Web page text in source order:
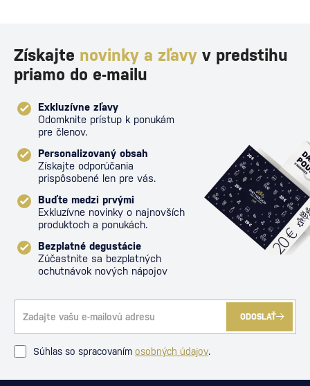
Získajte novinky a zľavy v predstihu
priamo do e-mailu
Exkluzívne zľavy
Odomknite prístup k ponukám
pre členov.
Personalizovaný obsah
Získajte odporúčania
prispôsobené len pre vás.
Buďte medzi prvými
Exkluzívne novinky o najnovších
produktoch a ponukách.
Bezplatné degustácie
Zúčastnite sa bezplatných
ochutnávok nových nápojov
ODOSLAŤ
Súhlas so spracovaním osobných údajov.